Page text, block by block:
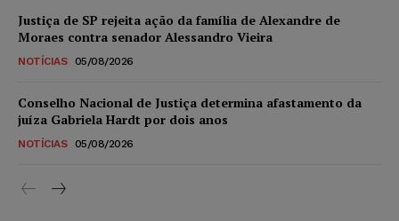
Justiça de SP rejeita ação da família de Alexandre de
Moraes contra senador Alessandro Vieira
NOTÍCIAS 05/08/2026
Conselho Nacional de Justiça determina afastamento da
juíza Gabriela Hardt por dois anos
NOTÍCIAS 05/08/2026